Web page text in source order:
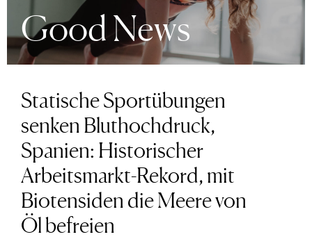
Good News
Statische Sportübungen
senken Bluthochdruck,
Spanien: Historischer
Arbeitsmarkt-Rekord, mit
Biotensiden die Meere von
Öl befreien